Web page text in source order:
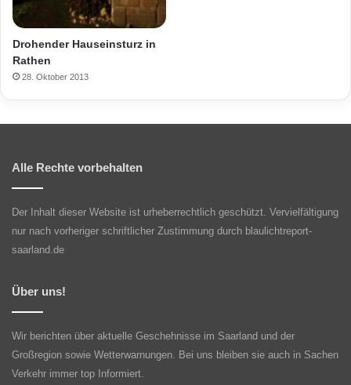
Drohender Hauseinsturz in
Rathen
28. Oktober 2013
Alle Rechte vorbehalten
Der Inhalt dieser Website ist urheberrechtlich geschützt. Vervielfältigung
nur nach vorheriger schriftlicher Zustimmung durch blaulichtreport-
saarland.de
Über uns!
Wir berichten über aktuelle Geschehnisse im Saarland und der
Großregion sowie Wetterwarnungen. Bei uns bleiben sie auch in Sachen
Verkehr immer top Informiert.